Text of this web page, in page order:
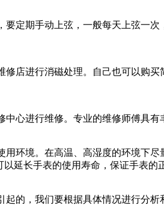
定期手动上弦，一般每天上弦一
店进行消磁处理。自己也可以购
心进行维修。专业的维修师傅具
环境。在高温、高湿度的环境下
延长手表的使用寿命，保证手表的
的，我们要根据具体情况进行分